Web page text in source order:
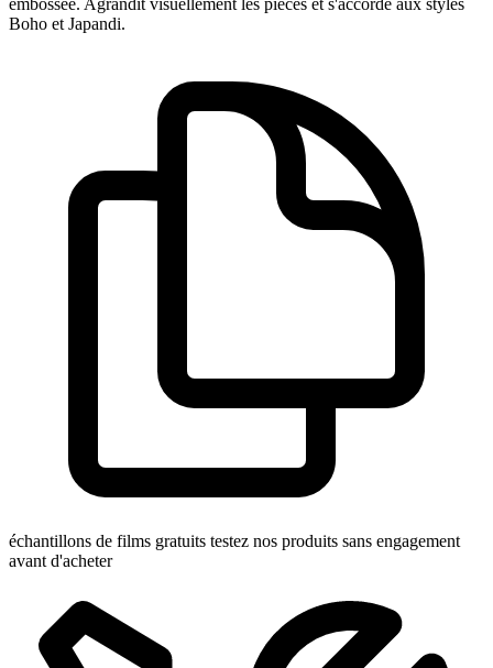
embossée. Agrandit visuellement les pièces et s'accorde aux styles
Boho et Japandi.
échantillons de films gratuits testez nos produits sans engagement
avant d'acheter